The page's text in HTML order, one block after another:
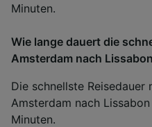
Minuten.
Wie lange dauert die
Amsterdam nach
Die schnellste Reisedauer
Amsterdam nach
Minuten.